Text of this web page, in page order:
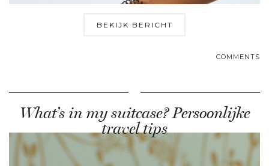
BEKIJK BERICHT
COMMENTS
What’s in my suitcase? Persoonlijke
travel tips